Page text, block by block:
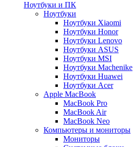
Ноутбуки и ПК
Ноутбуки
Ноутбуки Xiaomi
Ноутбуки Honor
Ноутбуки Lenovo
Ноутбуки ASUS
Ноутбуки MSI
Ноутбуки Machenike
Ноутбуки Huawei
Ноутбуки Acer
Apple MacBook
MacBook Pro
MacBook Air
MacBook Neo
Компьютеры и мониторы
Мониторы